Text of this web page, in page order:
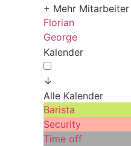
+ Mehr Mitarbeiter
Florian
George
Kalender
↓
Alle Kalender
Barista
Security
Time off